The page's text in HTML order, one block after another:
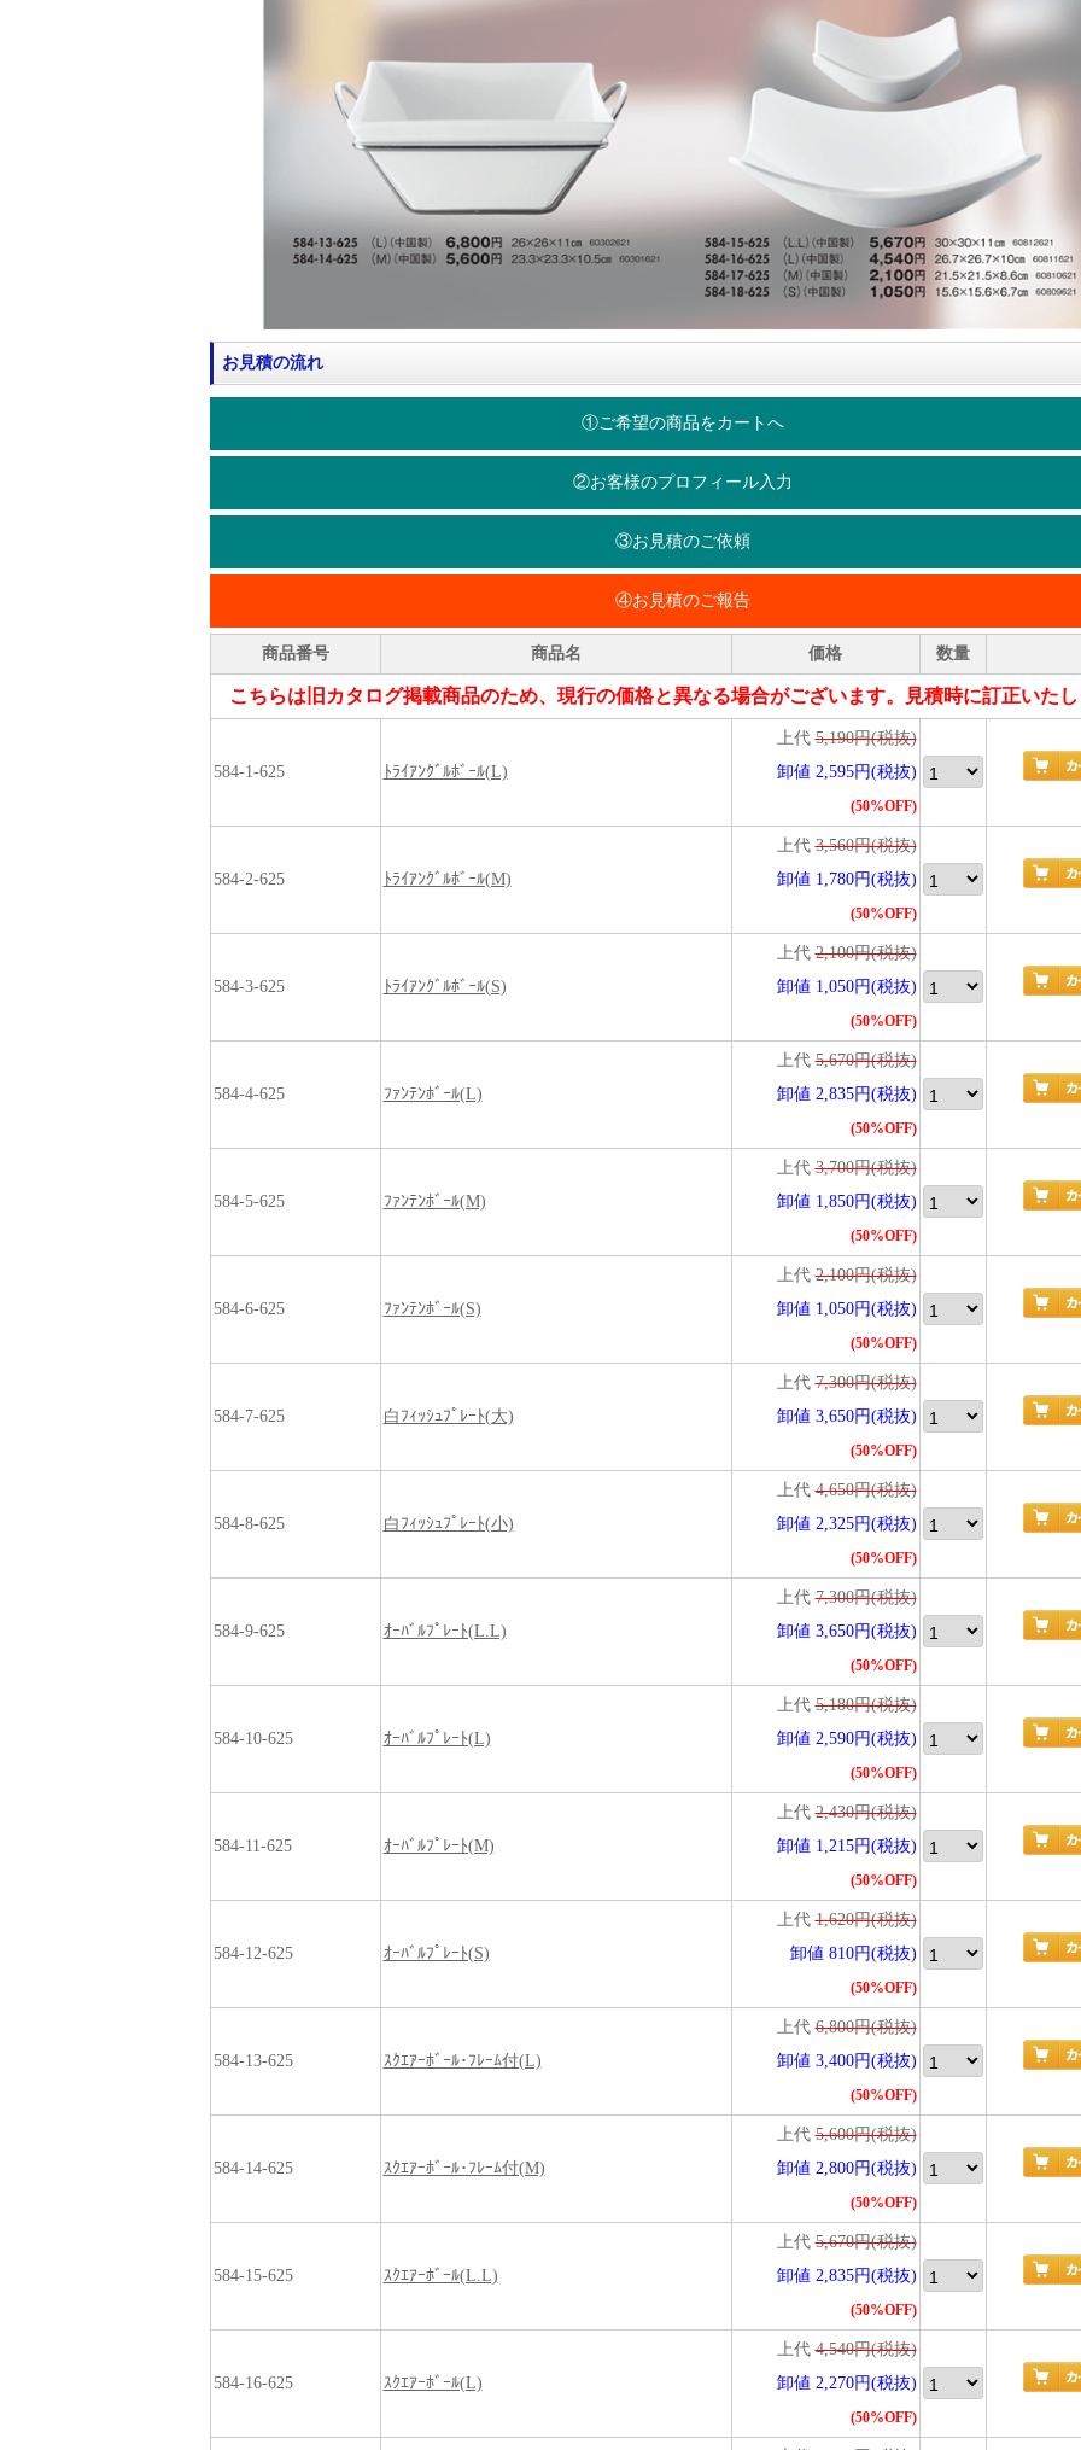
お見積の流れ
①ご希望の商品をカートへ
②お客様のプロフィール入力
③お見積のご依頼
④お見積のご報告
商品番号 商品名 価格 数量
こちらは旧カタログ掲載商品のため、現行の価格と異なる場合がございます。見積時に訂正いた
584-1-625 ﾄﾗｲｱﾝｸﾞﾙﾎﾞｰﾙ(L)
上代5,190円(税抜)
卸値 2,595円(税抜)
(50%OFF)
584-2-625 ﾄﾗｲｱﾝｸﾞﾙﾎﾞｰﾙ(M)
上代3,560円(税抜)
卸値 1,780円(税抜)
(50%OFF)
584-3-625 ﾄﾗｲｱﾝｸﾞﾙﾎﾞｰﾙ(S)
上代2,100円(税抜)
卸値 1,050円(税抜)
(50%OFF)
584-4-625 ﾌｧﾝﾃﾝﾎﾞｰﾙ(L)
上代5,670円(税抜)
卸値 2,835円(税抜)
(50%OFF)
584-5-625 ﾌｧﾝﾃﾝﾎﾞｰﾙ(M)
上代3,700円(税抜)
卸値 1,850円(税抜)
(50%OFF)
584-6-625 ﾌｧﾝﾃﾝﾎﾞｰﾙ(S)
上代2,100円(税抜)
卸値 1,050円(税抜)
(50%OFF)
584-7-625 白ﾌｨｯｼｭﾌﾟﾚｰﾄ(大)
上代7,300円(税抜)
卸値 3,650円(税抜)
(50%OFF)
584-8-625 白ﾌｨｯｼｭﾌﾟﾚｰﾄ(小)
上代4,650円(税抜)
卸値 2,325円(税抜)
(50%OFF)
584-9-625 ｵｰﾊﾞﾙﾌﾟﾚｰﾄ(L.L)
上代7,300円(税抜)
卸値 3,650円(税抜)
(50%OFF)
584-10-625 ｵｰﾊﾞﾙﾌﾟﾚｰﾄ(L)
上代5,180円(税抜)
卸値 2,590円(税抜)
(50%OFF)
584-11-625 ｵｰﾊﾞﾙﾌﾟﾚｰﾄ(M)
上代2,430円(税抜)
卸値 1,215円(税抜)
(50%OFF)
584-12-625 ｵｰﾊﾞﾙﾌﾟﾚｰﾄ(S)
上代1,620円(税抜)
卸値 810円(税抜)
(50%OFF)
584-13-625 ｽｸｴｱｰﾎﾞｰﾙ･ﾌﾚｰﾑ付(L)
上代6,800円(税抜)
卸値 3,400円(税抜)
(50%OFF)
584-14-625 ｽｸｴｱｰﾎﾞｰﾙ･ﾌﾚｰﾑ付(M)
上代5,600円(税抜)
卸値 2,800円(税抜)
(50%OFF)
584-15-625 ｽｸｴｱｰﾎﾞｰﾙ(L.L)
上代5,670円(税抜)
卸値 2,835円(税抜)
(50%OFF)
584-16-625 ｽｸｴｱｰﾎﾞｰﾙ(L)
上代4,540円(税抜)
卸値 2,270円(税抜)
(50%OFF)